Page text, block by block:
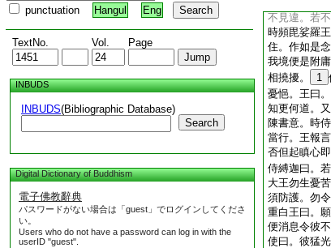
punctuation Hangul Eng
TextNo. Vol. Page
INBUDS
INBUDS(Bibliographic Database)
Search
Digital Dictionary of Buddhism
電子佛教辭典
パスワードがない場合は「guest」でログインしてくださ
い。
Users who do not have a password can log in with the
userID "guest".
不見違。若
時頻毘娑羅
住。作如是
我境便是附
相撓擾。
1
憂悒。王曰
知更何道。
陳書意。時
當行。王報
否但起瞋心
侍縛迦曰。
大王勿生憂
須防護。勿
重白王曰。
便消息令彼
使曰。彼猛